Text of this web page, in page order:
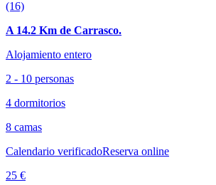
(16)
A 14.2 Km de Carrasco.
Alojamiento entero
2 - 10 personas
4 dormitorios
8 camas
Calendario verificadoReserva online
25 €